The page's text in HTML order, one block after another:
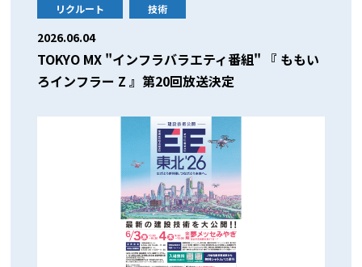
リクルート 技術
2026.06.04
TOKYO MX "インフラバラエティ番組" 『 ももい
ろインフラー Z 』第20回放送決定